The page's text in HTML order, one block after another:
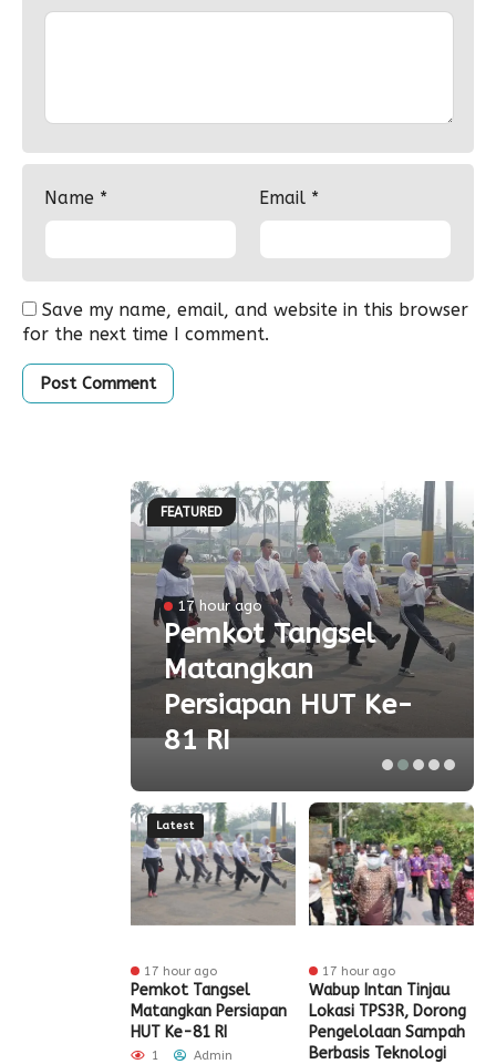
Name * Email *
Save my name, email, and website in this browser
for the next time I comment.
FEATURED
17 hour ago
Pemkot Tangsel
Matangkan
Persiapan HUT Ke-
81 RI
Latest
17 hour ago
Pemkot Tangsel
Matangkan Persiapan
HUT Ke-81 RI
1 Admin
17 hour ago
Wabup Intan Tinjau
Lokasi TPS3R, Dorong
Pengelolaan Sampah
Berbasis Teknologi